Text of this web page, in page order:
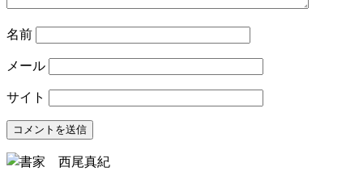
名前
メール
サイト